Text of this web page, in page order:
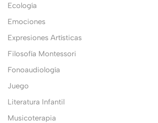
Ecología
Emociones
Expresiones Artísticas
Filosofía Montessori
Fonoaudiología
Juego
Literatura Infantil
Musicoterapia